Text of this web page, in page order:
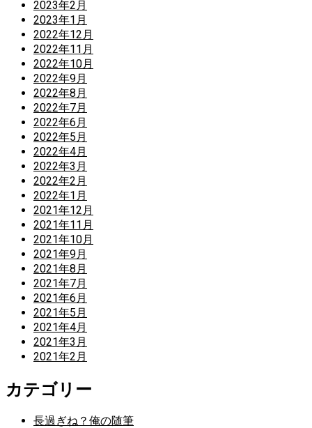
2023年2月
2023年1月
2022年12月
2022年11月
2022年10月
2022年9月
2022年8月
2022年7月
2022年6月
2022年5月
2022年4月
2022年3月
2022年2月
2022年1月
2021年12月
2021年11月
2021年10月
2021年9月
2021年8月
2021年7月
2021年6月
2021年5月
2021年4月
2021年3月
2021年2月
カテゴリー
長過ぎね？俺の随筆